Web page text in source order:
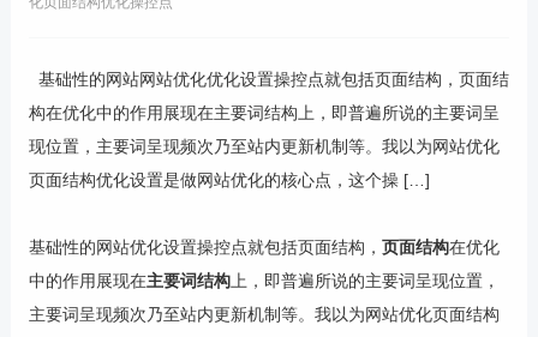
基础性的网站网站优化优化设置操控点就包括页面结构，页面结
构在优化中的作用展现在主要词结构上，即普遍所说的主要词呈
现位置，主要词呈现频次乃至站内更新机制等。我以为网站优化
页面结构优化设置是做网站优化的核心点，这个操 […]
基础性的网站优化设置操控点就包括页面结构， 页面结构在优化
中的作用展现在主要词结构上，即普遍所说的主要词呈现位置，
主要词呈现频次乃至站内更新机制等。我以为网站优化页面结构